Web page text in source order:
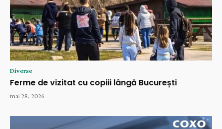
Diverse
Ferme de vizitat cu copiii lângă București
mai 28, 2026